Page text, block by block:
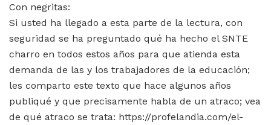
Con negritas:
Si usted ha llegado a esta parte de la lectura, con
seguridad se ha preguntado qué ha hecho el SNTE
charro en todos estos años para que atienda esta
demanda de las y los trabajadores de la educación;
les comparto este texto que hace algunos años
publiqué y que precisamente habla de un atraco; vea
de qué atraco se trata: https://profelandia.com/el-